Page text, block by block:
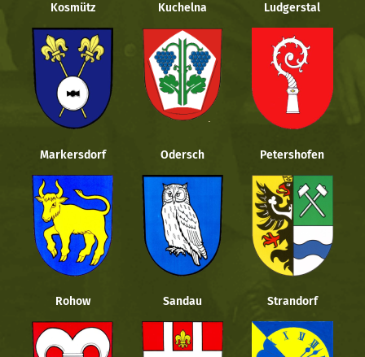
Kosmütz Kuchelna Ludgerstal
Markersdorf Odersch Petershofen
Rohow Sandau Strandorf